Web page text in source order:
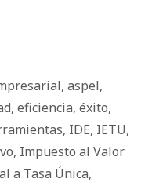
, aspel,
, eficiencia, éxito,
, IDE, IETU,
, Impuesto al Valor
a Tasa Única,